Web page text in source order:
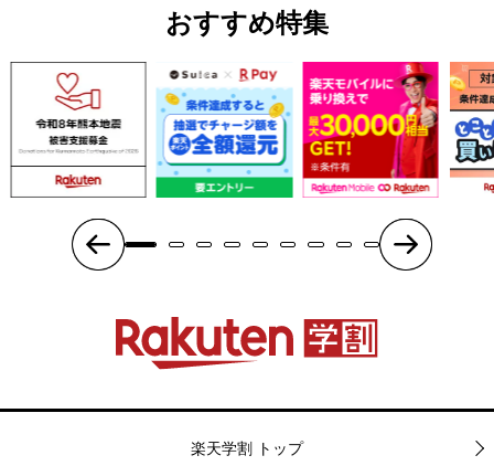
おすすめ特集
楽天学割 トップ